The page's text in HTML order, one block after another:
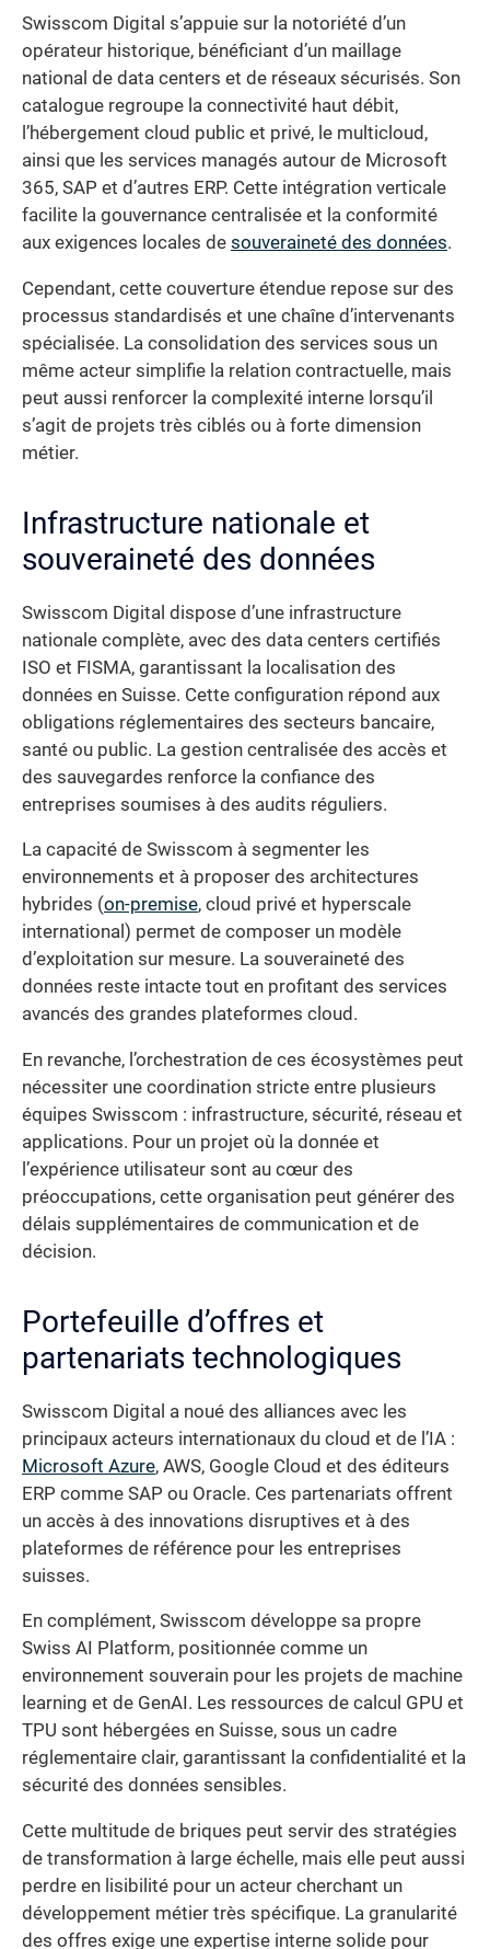
Swisscom Digital s’appuie sur la notoriété d’un
opérateur historique, bénéficiant d’un maillage
national de data centers et de réseaux sécurisés. Son
catalogue regroupe la connectivité haut débit,
l’hébergement cloud public et privé, le multicloud,
ainsi que les services managés autour de Microsoft
365, SAP et d’autres ERP. Cette intégration verticale
facilite la gouvernance centralisée et la conformité
aux exigences locales de souveraineté des données.
Cependant, cette couverture étendue repose sur des
processus standardisés et une chaîne d’intervenants
spécialisée. La consolidation des services sous un
même acteur simplifie la relation contractuelle, mais
peut aussi renforcer la complexité interne lorsqu’il
s’agit de projets très ciblés ou à forte dimension
métier.
Infrastructure nationale et
souveraineté des données
Swisscom Digital dispose d’une infrastructure
nationale complète, avec des data centers certifiés
ISO et FISMA, garantissant la localisation des
données en Suisse. Cette configuration répond aux
obligations réglementaires des secteurs bancaire,
santé ou public. La gestion centralisée des accès et
des sauvegardes renforce la confiance des
entreprises soumises à des audits réguliers.
La capacité de Swisscom à segmenter les
environnements et à proposer des architectures
hybrides (on-premise, cloud privé et hyperscale
international) permet de composer un modèle
d’exploitation sur mesure. La souveraineté des
données reste intacte tout en profitant des services
avancés des grandes plateformes cloud.
En revanche, l’orchestration de ces écosystèmes peut
nécessiter une coordination stricte entre plusieurs
équipes Swisscom : infrastructure, sécurité, réseau et
applications. Pour un projet où la donnée et
l’expérience utilisateur sont au cœur des
préoccupations, cette organisation peut générer des
délais supplémentaires de communication et de
décision.
Portefeuille d’offres et
partenariats technologiques
Swisscom Digital a noué des alliances avec les
principaux acteurs internationaux du cloud et de l’IA :
Microsoft Azure, AWS, Google Cloud et des éditeurs
ERP comme SAP ou Oracle. Ces partenariats offrent
un accès à des innovations disruptives et à des
plateformes de référence pour les entreprises
suisses.
En complément, Swisscom développe sa propre
Swiss AI Platform, positionnée comme un
environnement souverain pour les projets de machine
learning et de GenAI. Les ressources de calcul GPU et
TPU sont hébergées en Suisse, sous un cadre
réglementaire clair, garantissant la confidentialité et la
sécurité des données sensibles.
Cette multitude de briques peut servir des stratégies
de transformation à large échelle, mais elle peut aussi
perdre en lisibilité pour un acteur cherchant un
développement métier très spécifique. La granularité
des offres exige une expertise interne solide pour